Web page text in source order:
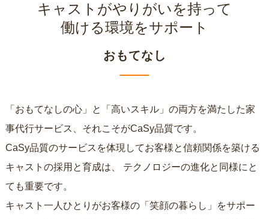
キャストがやりがいを持って
働ける環境をサポート
おもてなし
「おもてなしの心」と「高いスキル」の両方を満たした家
事代行サービス、それこそがCaSy品質です。
CaSy品質のサービスを体現してお客様と信頼関係を築ける
キャストの採用と育成は、
ても重要です。
キャスト一人ひとりがお客様の「笑顔の暮らし」をサポー